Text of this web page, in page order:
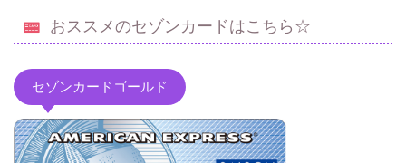
おススメのセゾンカードはこちら☆
セゾンカードゴールド